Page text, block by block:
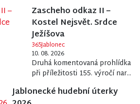
Zascheho odkaz II –
Kostel Nejsvět. Srdce
Ježíšova
365Jablonec
10. 08. 2026
Druhá komentovaná prohlídka
při příležitosti 155. výročí nar...
Jablonecké hudební úterky